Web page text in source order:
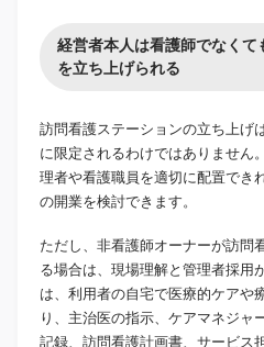
経営者本人は看護師でなく
を立ち上げられる
訪問看護ステーションの立ち上げ
に限定されるわけではありません
理者や看護職員を適切に配置でき
の開業を検討できます。
ただし、非看護師オーナーが訪問
る場合は、現場理解と管理者採用
は、利用者の自宅で医療的ケアや
り、主治医の指示、ケアマネジャ
記録、訪問看護計画書、サービス